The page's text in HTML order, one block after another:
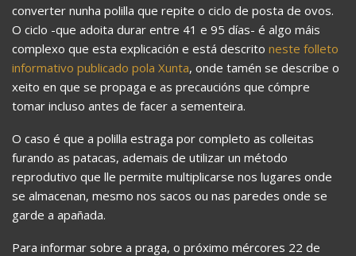
converter nunha polilla que repite o ciclo de posta de ovos.
O ciclo -que adoita durar entre 41 e 95 días- é algo máis
complexo que esta explicación e está descrito neste folleto
informativo publicado pola Xunta, onde tamén se describe o
xeito en que se propaga e as precaucións que cómpre
tomar incluso antes de facer a sementeira.
O caso é que a polilla estraga por completo as colleitas
furando as patacas, ademais de utilizar un método
reprodutivo que lle permite multiplicarse nos lugares onde
se almacenan, mesmo nos sacos ou nas paredes onde se
garde a apañada.
Para informar sobre a praga, o próximo mércores 22 de